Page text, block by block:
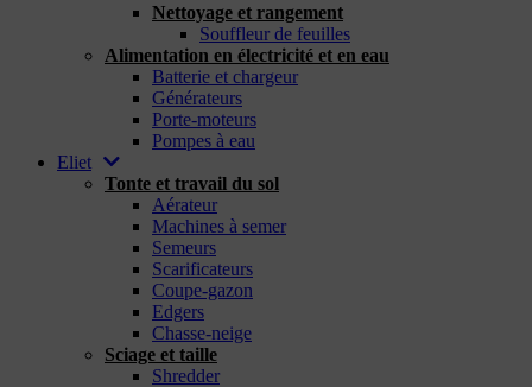
Nettoyage et rangement
Souffleur de feuilles
Alimentation en électricité et en eau
Batterie et chargeur
Générateurs
Porte-moteurs
Pompes à eau
Eliet
Tonte et travail du sol
Aérateur
Machines à semer
Semeurs
Scarificateurs
Coupe-gazon
Edgers
Chasse-neige
Sciage et taille
Shredder